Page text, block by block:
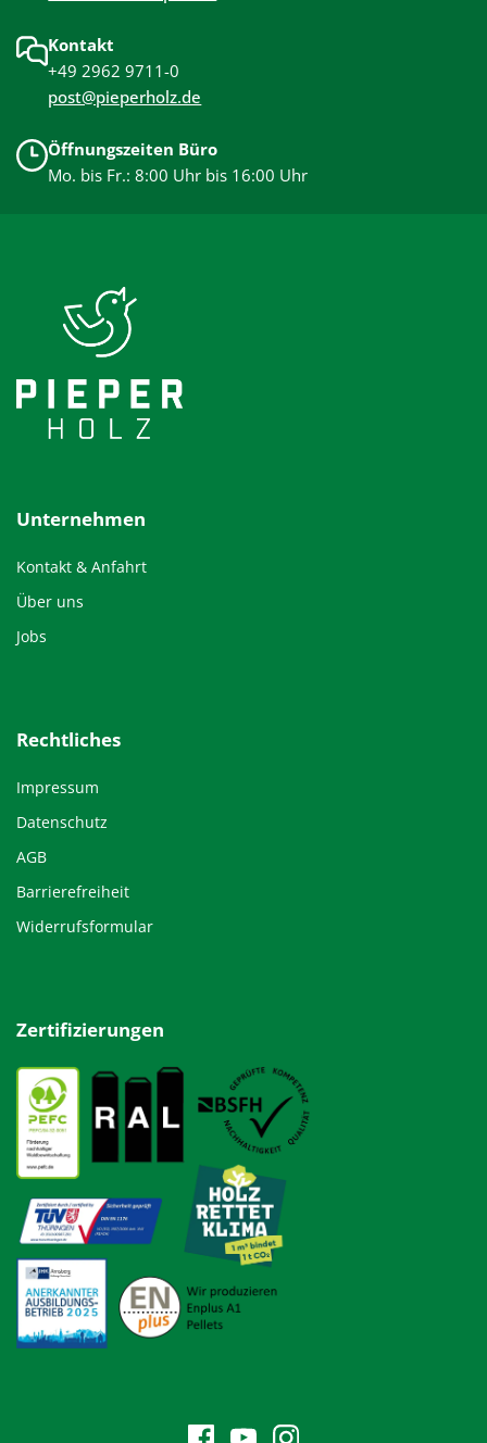
Kontakt
+49 2962 9711-0
post@pieperholz.de
Öffnungszeiten Büro
Mo. bis Fr.: 8:00 Uhr bis 16:00 Uhr
Unternehmen
Kontakt & Anfahrt
Über uns
Jobs
Rechtliches
Impressum
Datenschutz
AGB
Barrierefreiheit
Widerrufsformular
Zertifizierungen